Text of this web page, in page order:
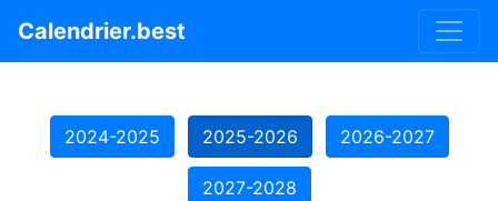
Calendrier.best
2024-2025 2025-2026 2026-2027
2027-2028